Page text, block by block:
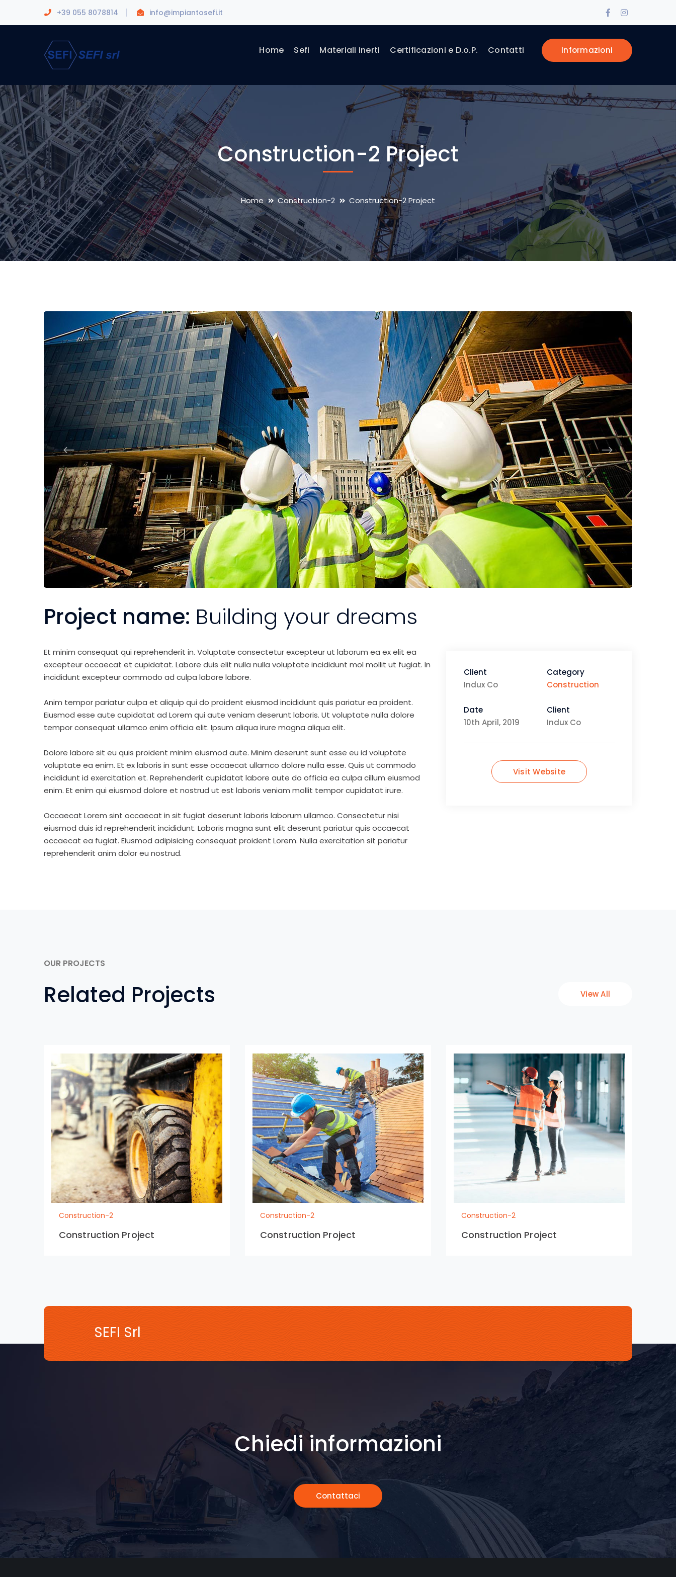
+39 055 8078814 info@impiantosefi.it
Facebook
Profile
Instagram
Profile
Informazioni
Home Sefi Materiali inerti Certificazioni e D.o.P. Contatti
Construction-2 Project
Home Construction-2 Construction-2 Project
Project name: Building your dreams
Et minim consequat qui reprehenderit in. Voluptate consectetur excepteur ut laborum ea ex elit ea
excepteur occaecat et cupidatat. Labore duis elit nulla nulla voluptate incididunt mol mollit ut fugiat. In
incididunt excepteur commodo ad culpa labore labore.
Anim tempor pariatur culpa et aliquip qui do proident eiusmod incididunt quis pariatur ea proident.
Eiusmod esse aute cupidatat ad Lorem qui aute veniam deserunt laboris. Ut voluptate nulla dolore
tempor consequat ullamco enim officia elit. Ipsum aliqua irure magna aliqua elit.
Dolore labore sit eu quis proident minim eiusmod aute. Minim deserunt sunt esse eu id voluptate
voluptate ea enim. Et ex laboris in sunt esse occaecat ullamco dolore nulla esse. Quis ut commodo
incididunt id exercitation et. Reprehenderit cupidatat labore aute do officia ea culpa cillum eiusmod
enim. Et enim qui eiusmod dolore et nostrud ut est laboris veniam mollit tempor cupidatat irure.
Occaecat Lorem sint occaecat in sit fugiat deserunt laboris laborum ullamco. Consectetur nisi
eiusmod duis id reprehenderit incididunt. Laboris magna sunt elit deserunt pariatur quis occaecat
occaecat ea fugiat. Eiusmod adipisicing consequat proident Lorem. Nulla exercitation sit pariatur
reprehenderit anim dolor eu nostrud.
Client
Indux Co
Category
Construction
Date
10th April, 2019
Client
Indux Co
Visit Website
OUR PROJECTS
Related Projects View All
Construction-2
Construction Project
Construction-2
Construction Project
Construction-2
Construction Project
SEFI Srl
Chiedi informazioni
Contattaci